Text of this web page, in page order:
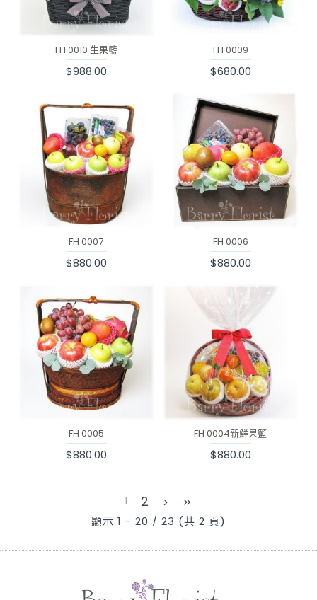
FH 0010 生果籃
$988.00
FH 0009
$680.00
FH 0007
$880.00
FH 0006
$880.00
FH 0005
$880.00
FH 0004新鮮果籃
$880.00
1 2
顯示 1 - 20 / 23 (共 2 頁)